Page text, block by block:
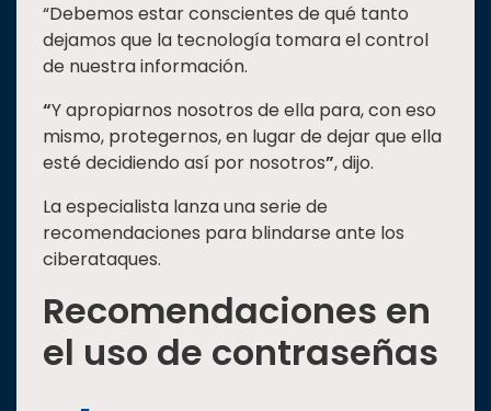
“Debemos estar conscientes de qué tanto
dejamos que la tecnología tomara el control
de nuestra información.
“Y apropiarnos nosotros de ella para, con eso
mismo, protegernos, en lugar de dejar que ella
esté decidiendo así por nosotros”, dijo.
La especialista lanza una serie de
recomendaciones para blindarse ante los
ciberataques.
Recomendaciones en
el uso de contraseñas